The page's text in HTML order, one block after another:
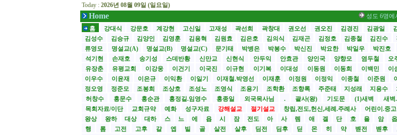
Today : 2026년 08월 09일 (일요일)
Home 성도 6명에서 1000
홈
강대식 강문호 계강현 고신일 고재성 곽선희 곽창대 권오선 권오진 김경진 김광일
김성수
김승규 김양인 김영훈 김용혁 김원효 김은호 김의식 김재곤 김정호 김종철 김진수
류영모
명설교(A) 명설교(B) 명설교(C) 문기태 박병은 박봉수 박신진 박요한 박일우 박진호
석기현
손재호 송기성 스데반황 신만교 신현식 안두익 안효관 양인국 양향모 염두철 오
유장춘
유평교회 이강웅 이건기 이국진 이규현 이기복 이대성 이동원 이동희 이백민 이
이우수
이윤재 이은규 이익환 이일기 이재철.박영선 이재훈 이정원 이정익 이종철 이준원
정오영
정준모 조봉희 조상호 조성노 조영식 조용기 조학환 조향록 주준태 지성래 지용수
허창수
홍문수 홍순관 홍정길.임영수 홍종일 외국목사님 . 괄사(왕) 기도문 (1)새벽 새벽
목회자료/이단
교회규약 예화 성구자료 강해설교 절기설교 창립,전도,헌신,세례.주례사 어린이.중
왕상
왕하 대상 대하 스 느 에 욥 시 잠 전도 아 사 렘 애 겔 단 호 욜 암 옵
행
롬 고전 고후 갈 엡 빌 골 살전 살후 딤전 딤후 딛 몬 히 약 벧전 벧후